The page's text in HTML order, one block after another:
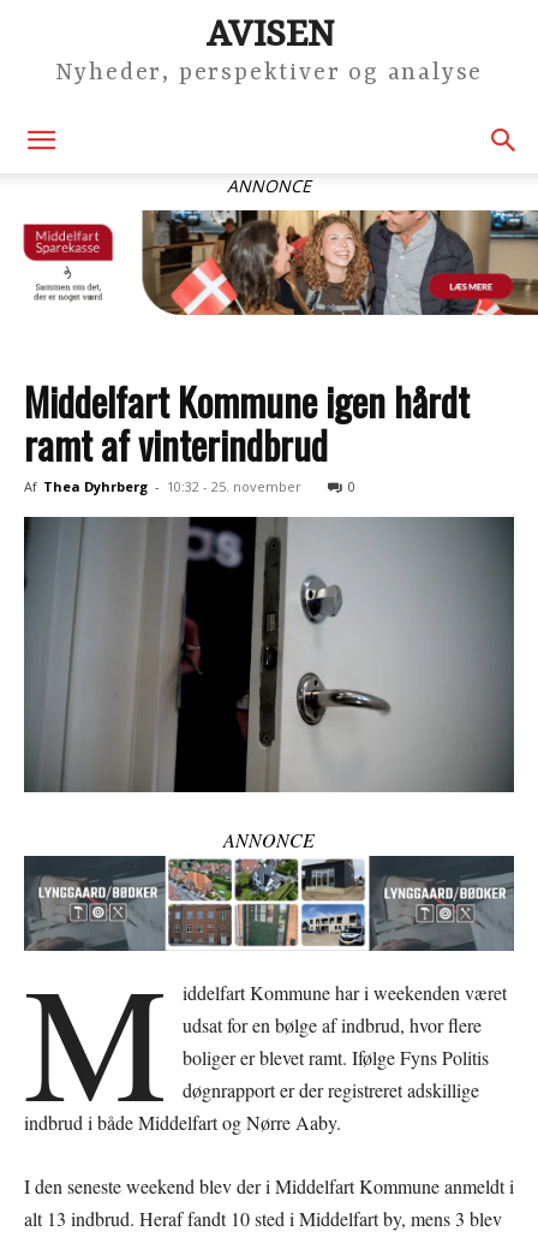
AVISEN
Nyheder, perspektiver og analyse
ANNONCE
Middelfart Kommune igen hårdt
ramt af vinterindbrud
Af Thea Dyhrberg - 10:32 - 25. november 0
ANNONCE
M
iddelfart Kommune har i weekenden været
udsat for en bølge af indbrud, hvor flere
boliger er blevet ramt. Ifølge Fyns Politis
døgnrapport er der registreret adskillige
indbrud i både Middelfart og Nørre Aaby.
I den seneste weekend blev der i Middelfart Kommune anmeldt i
alt 13 indbrud. Heraf fandt 10 sted i Middelfart by, mens 3 blev